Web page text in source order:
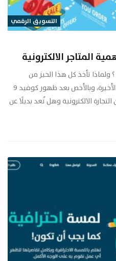
التسويق الرقمي
المتاجر الالكترونية
ولماذا تأخذ كل هذا الحيز من
الاهتمام خصوصًا في العشر سنوات الأخيرة، وبالأخص بعد ظهور كوفيد 9
الالكترونية وهل تٌعد بديلًا عن